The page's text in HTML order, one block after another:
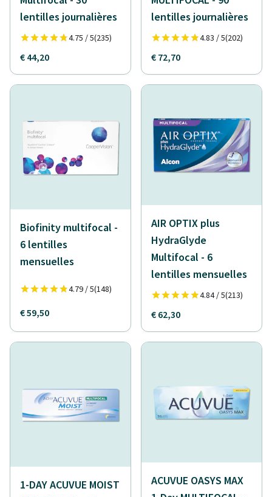
lentilles journalières
4.75 / 5(235)
€ 44,20
lentilles journalières
4.83 / 5(202)
€ 72,70
Biofinity multifocal -
6 lentilles
mensuelles
4.79 / 5(148)
€ 59,50
AIR OPTIX plus
HydraGlyde
Multifocal - 6
lentilles mensuelles
4.84 / 5(213)
€ 62,30
1-DAY ACUVUE MOIST
ACUVUE OASYS MAX